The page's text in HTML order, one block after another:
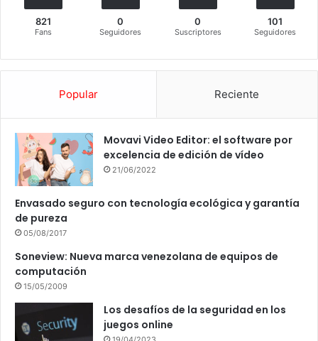
821
Fans
0
Seguidores
0
Suscriptores
101
Seguidores
Popular Reciente
Movavi Video Editor: el software por
excelencia de edición de vídeo
21/06/2022
Envasado seguro con tecnología ecológica y garantía
de pureza
05/08/2017
Soneview: Nueva marca venezolana de equipos de
computación
15/05/2009
Los desafíos de la seguridad en los
juegos online